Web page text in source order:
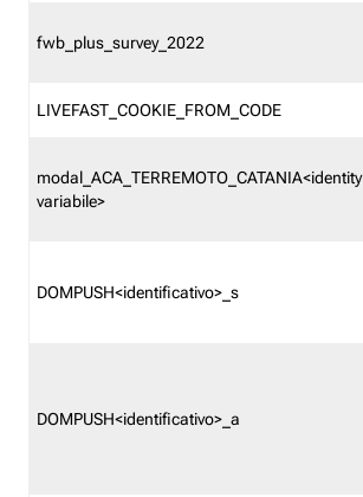
fwb_plus_survey_2022
LIVEFAST_COOKIE_FROM_CODE
modal_ACA_TERREMOTO_CATANIA<identity
variabile>
DOMPUSH<identificativo>_s
DOMPUSH<identificativo>_a